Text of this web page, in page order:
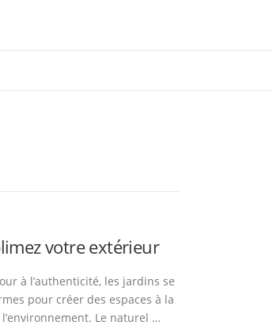
votre extérieur
à l’authenticité, les jardins se
pour créer des espaces à la
Le naturel …